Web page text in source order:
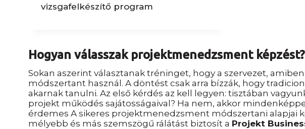
vizsgafelkészítő program
Hogyan válasszak projektmenedzsment képzést?
Sokan aszerint választanak tréninget, hogy a szervezet,
módszertant használ. A döntést csak arra bízzák, hogy
akarnak tanulni. Az első kérdés az kell legyen: tisztában
projekt működés sajátosságaival? Ha nem, akkor
érdemes A sikeres projektmenedzsment módszertani alapjai
mélyebb és más szemszögű rálátást biztosít a ​ Projekt